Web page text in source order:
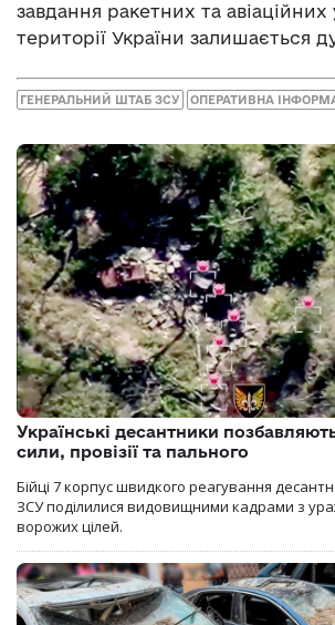
завдання ракетних та авіаційних
території України залишається
ГЕНЕРАЛЬНИЙ ШТАБ ЗСУ ОПЕРАТИВНА
Українські десантники
сили, провізії та пального
Бійці 7 корпус швидкого реагування
ЗСУ поділилися видовищними кадрами з
ворожих цілей.